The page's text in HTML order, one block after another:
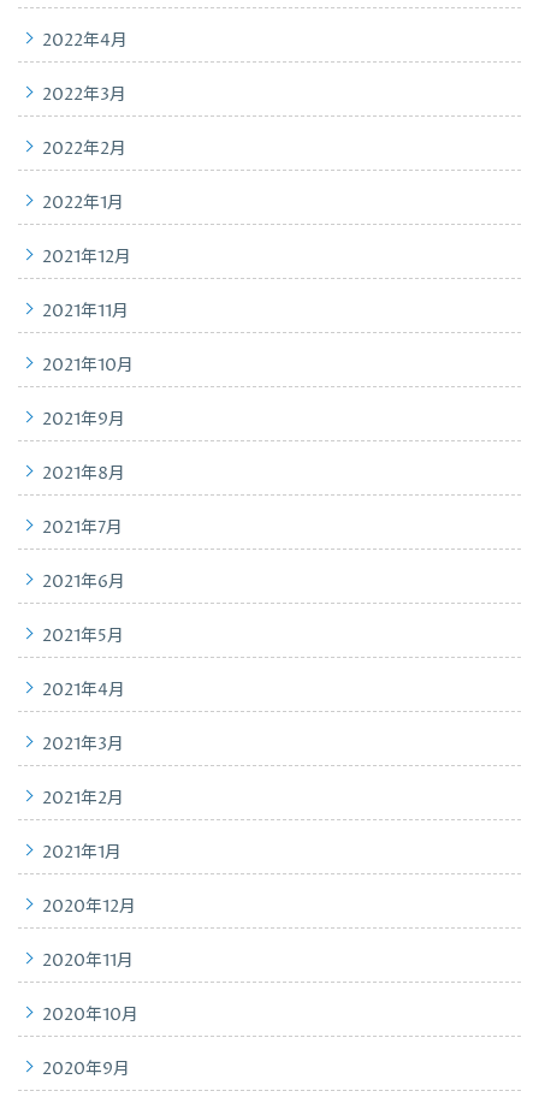
2022年4月
2022年3月
2022年2月
2022年1月
2021年12月
2021年11月
2021年10月
2021年9月
2021年8月
2021年7月
2021年6月
2021年5月
2021年4月
2021年3月
2021年2月
2021年1月
2020年12月
2020年11月
2020年10月
2020年9月